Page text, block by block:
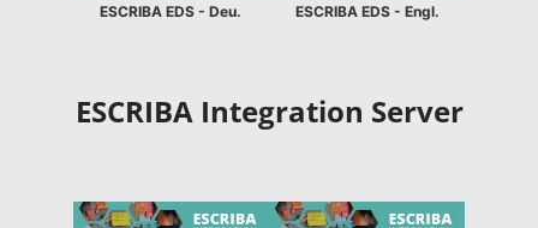
ESCRIBA EDS - Deu. ESCRIBA EDS - Engl.
ESCRIBA Integration Server